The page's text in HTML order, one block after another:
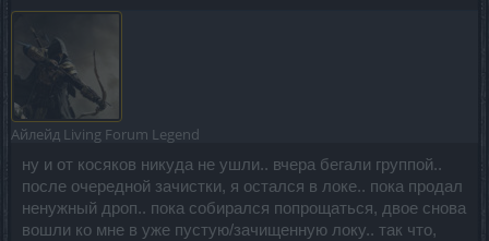
Айлейд Living Forum Legend
ну и от косяков никуда не ушли.. вчера бегали группой..
после очередной зачистки, я остался в локе.. пока продал
ненужный дроп.. пока собирался попрощаться, двое снова
вошли ко мне в уже пустую/зачищенную локу.. так что,